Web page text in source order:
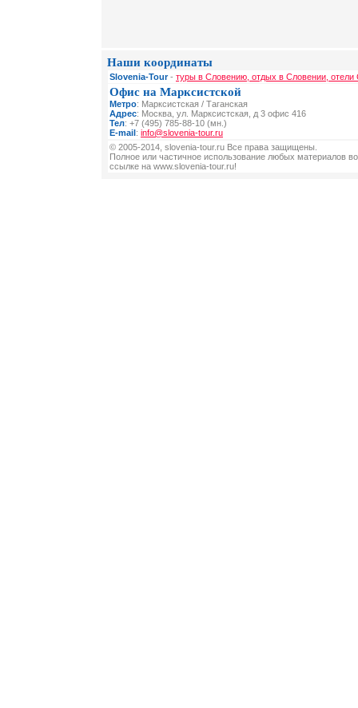
Наши координаты
Slovenia-Tour- туры в Словению, отдых в Словении,
Офис на Марксистской
Метро: Марксистская / Таганская
Адрес: Москва, ул. Марксистская, д 3 офис 416
Тел: +7 (495) 785-88-10 (мн.)
E-mail: info@slovenia-tour.ru
© 2005-2014, slovenia-tour.ru Все права защищены.
Полное или частичное использование любых материалов
ссылке на www.slovenia-tour.ru!